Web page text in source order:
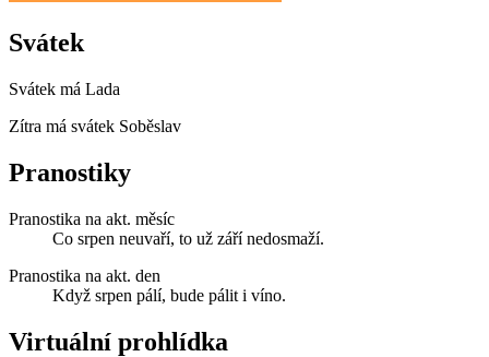
Svátek
Svátek má Lada
Zítra má svátek Soběslav
Pranostiky
Pranostika na akt. měsíc
Co srpen neuvaří, to už září nedosmaží.
Pranostika na akt. den
Když srpen pálí, bude pálit i víno.
Virtuální prohlídka